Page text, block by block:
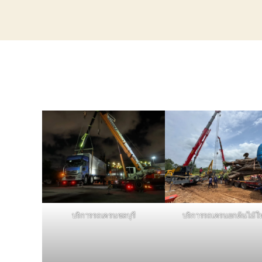
บริการรถเครนชลบุรี บริการรถเครนยกต้นไม้